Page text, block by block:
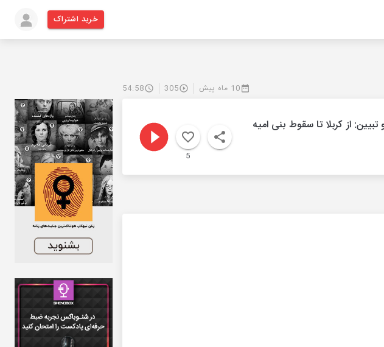
خرید اشتراک
10 ماه پیش 305
54:58
5